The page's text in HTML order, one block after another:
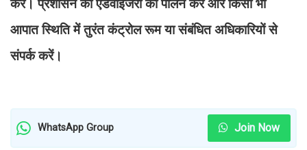
आपात स्थिति में तुरंत कंट्रोल रूम या संबंधित अधिकारियों से
संपर्क करें।
WhatsApp Group Join Now